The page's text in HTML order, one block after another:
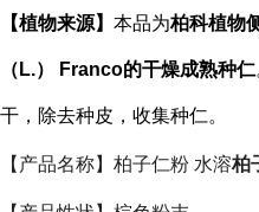
【植物来源】 本品为柏科植物
（L.） Franco的干燥成熟种仁
干，除去种皮，收集种仁。
【产品名称】柏子仁粉 水溶柏